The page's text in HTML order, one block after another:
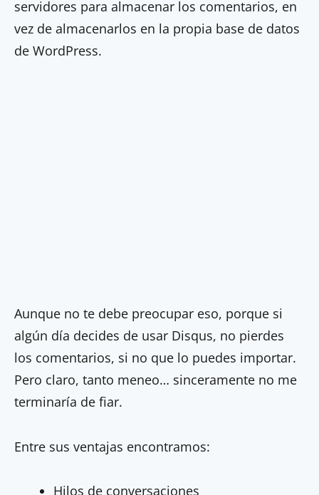
servidores para almacenar los comentarios, en
vez de almacenarlos en la propia base de datos
de WordPress.
Aunque no te debe preocupar eso, porque si
algún día decides de usar Disqus, no pierdes
los comentarios, si no que lo puedes importar.
Pero claro, tanto meneo… sinceramente no me
terminaría de fiar.
Entre sus ventajas encontramos:
Hilos de conversaciones